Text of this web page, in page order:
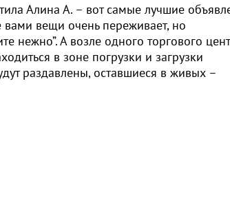
Алина А. – вот самые лучшие
вами вещи очень переживает, но
нежно”. А возле одного торгового
в зоне погрузки и загрузки
раздавлены, оставшиеся в живых –